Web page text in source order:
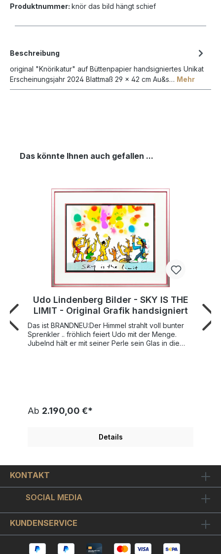
Produktnummer: knör das bild hängt schief
Beschreibung
original "Knörikatur" auf Büttenpapier handsigniertes Unikat
Erscheinungsjahr 2024 Blattmaß 29 x 42 cm Au&s… Mehr
Das könnte Ihnen auch gefallen ...
Udo Lindenberg Bilder - SKY IS THE
LIMIT - Original Grafik handsigniert
Das ist BRANDNEU:Der Himmel strahlt voll bunter
Sprenkler .. fröhlich feiert Udo mit der Menge.
Jubelnd hält er mit seiner Perle sein Glas in die
vom Künstler handsigniert und auf nur 300
nummeriert. Die gezeigte Nummerierung ist nur ein
Beispiel. Sie erhalten ein Exemplar aus der
zeitlosen Silberrahmen in Echtsilberoptik mit
Passepartout oder einen besonders schicken ca.
3 cm breiten silbernen Holz-Bilderrahmen mit
farblich passenden Innen-und Außenkanten,
Passepartout sowie bruchfestem Bilderglas.
Gerahmt hat dieses Meisterwerk das stattliche
Format von ca. 77x64 cm. Wir empfehlen Ihnen
optisch vergütet und entspiegelt. Es hat einen UV-
Ab 2.190,00 €*
Details
KONTAKT
SOCIAL MEDIA
KUNDENSERVICE